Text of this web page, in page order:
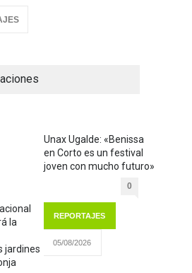
la
jardines
Unax Ugalde: «Benissa
en Corto es un festival
joven con mucho futuro»
0
REPORTAJES
05/08/2026